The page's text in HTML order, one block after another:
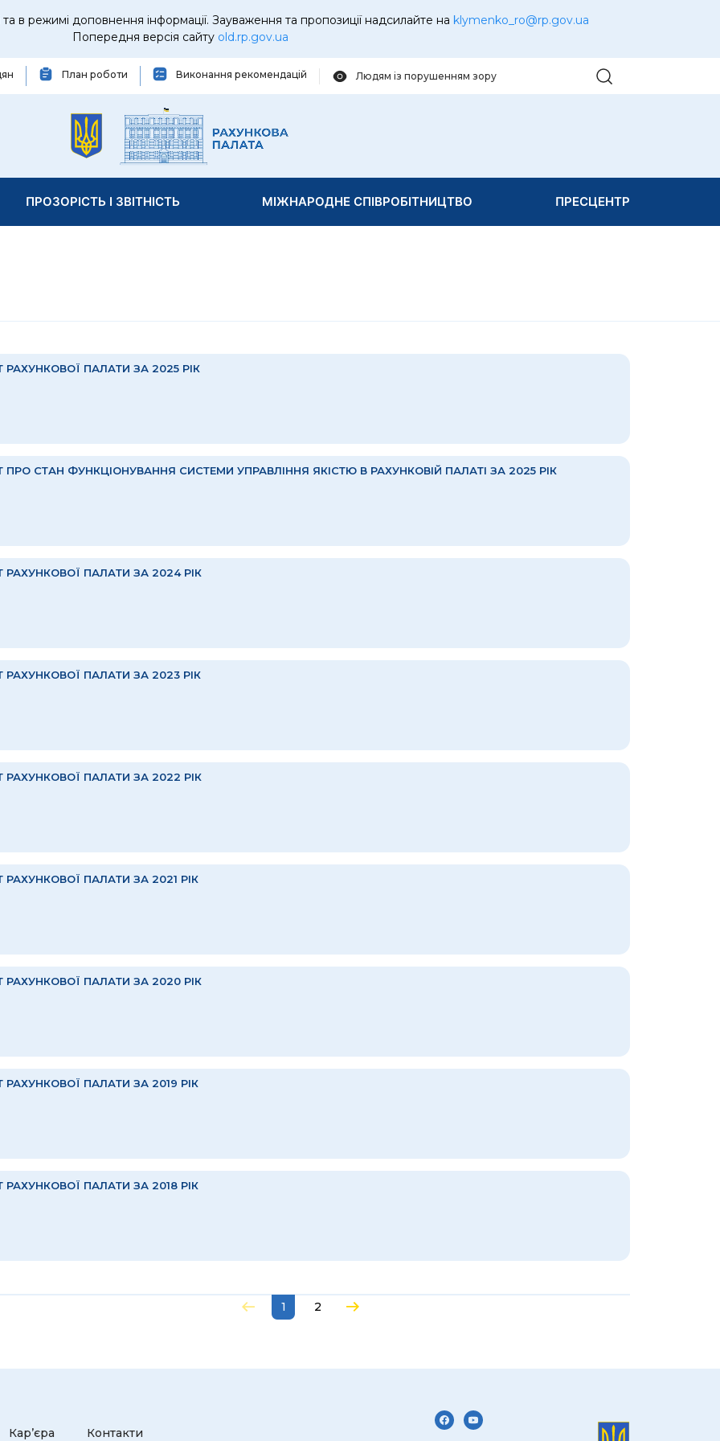
в режимі доповнення інформації. Зауваження та пропозиції надсилайте на klymenko_ro@rp.gov.ua
Попередня версія сайту old.rp.gov.ua
План роботи Виконання рекомендацій Людям із порушенням зору
ПРОЗОРІСТЬ І ЗВІТНІСТЬ МІЖНАРОДНЕ СПІВРОБІТНИЦТВО ПРЕСЦЕНТР
РАХУНКОВОЇ ПАЛАТИ ЗА 2025 РІК
ПРО СТАН ФУНКЦІОНУВАННЯ СИСТЕМИ УПРАВЛІННЯ ЯКІСТЮ В РАХУНКОВІЙ ПАЛАТІ ЗА 2025 РІК
РАХУНКОВОЇ ПАЛАТИ ЗА 2024 РІК
РАХУНКОВОЇ ПАЛАТИ ЗА 2023 РІК
РАХУНКОВОЇ ПАЛАТИ ЗА 2022 РІК
РАХУНКОВОЇ ПАЛАТИ ЗА 2021 РІК
РАХУНКОВОЇ ПАЛАТИ ЗА 2020 РІК
РАХУНКОВОЇ ПАЛАТИ ЗА 2019 РІК
РАХУНКОВОЇ ПАЛАТИ ЗА 2018 РІК
1 2
Кар’єра Контакти